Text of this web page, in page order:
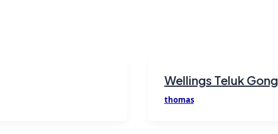
Wellings Teluk Gong
thomas